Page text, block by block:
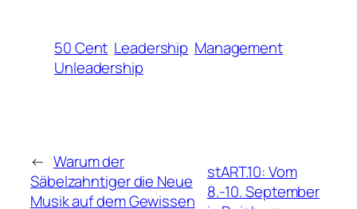
50 Cent Leadership Management
Unleadership
← Warum der
Säbelzahntiger die Neue
Musik auf dem Gewissen
stART.10: Vom
8.-10. September